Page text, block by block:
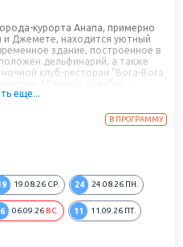
курорта Анапа, примерно
Джемете, находится уютный
здание, построенное в
дельфинарий, а также
клуб-ресторан "Bora-Bora
водных развлечений. Рядом с ГК
еще...
В ПРОГРАММУ
19.08.26 СР. 24 24.08.26 ПН.
06.09.26 ВС. 11 11.09.26 ПТ.